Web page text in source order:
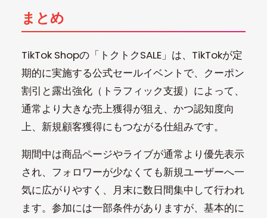
まとめ
TikTok Shopの「トクトクSALE」は、TikTokが定
期的に実施する公式セールイベントで、クーポン
割引と露出強化（トラフィック支援）によって、
通常より大きな売上獲得が狙え、かつ認知度向
上、新規顧客獲得にもつながる仕組みです。
期間中は商品ページやライブが通常より優先表示
され、フォロワーが少なくても新規ユーザーへ一
気に広がりやすく、月末に数日間集中して行われ
ます。参加には一部条件がありますが、基本的に